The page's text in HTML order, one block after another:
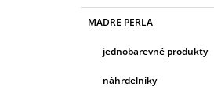
MADRE PERLA
jednobarevné produkty
náhrdelníky